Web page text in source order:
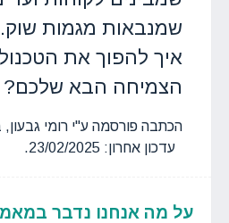
שמנבאות מגמות
איך להפוך את
הצמיחה הבא שלכם?
עדכון אחרון: 23/02/2025.
על מה אנחנו נדבר